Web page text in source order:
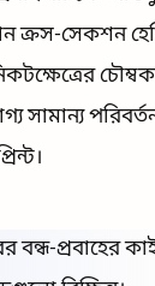
ক্রস-সেকশন
সামান্য
বন্ধ-প্রবাহের